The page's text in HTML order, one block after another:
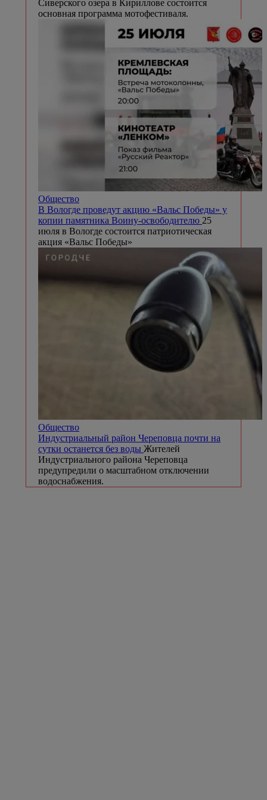
Сиверского озера в Кириллове состоится
основная программа мотофестиваля.
Общество
В Вологде проведут акцию «Вальс Победы» у
копии памятника Воину-освободителю 25
июля в Вологде состоится патриотическая
акция «Вальс Победы»
Общество
Индустриальный район Череповца почти на
сутки останется без воды Жителей
Индустриального района Череповца
предупредили о масштабном отключении
водоснабжения.